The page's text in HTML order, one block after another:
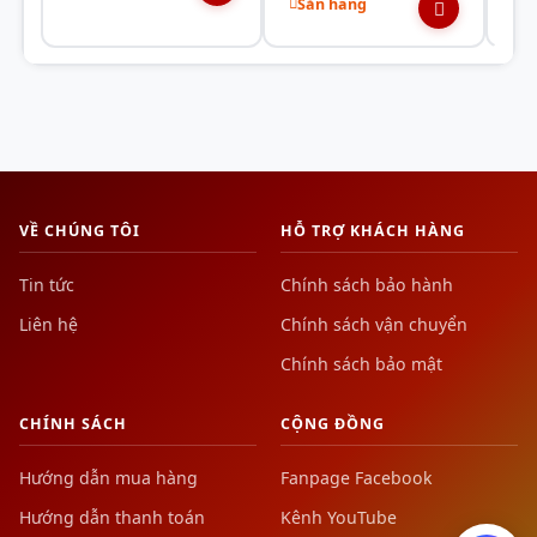
2.48kg (single PSU)
Supported. The fan shuts off
VỀ CHÚNG TÔI
Tin tức
Liên hệ
HỖ TRỢ KHÁCH HÀNG
Chính sách bảo hành
Chính sách vận chuyển
Chính sách bảo mật
CHÍNH SÁCH
Hướng dẫn mua hàng
Hướng dẫn thanh toán
CỘNG ĐỒNG
Fanpage Facebook
Kênh YouTube